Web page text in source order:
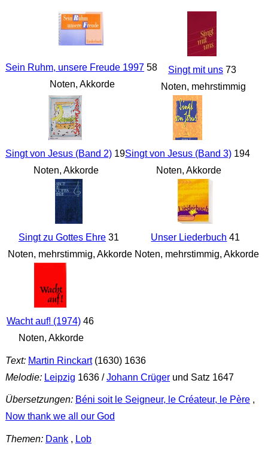
Sein Ruhm, unsere Freude 199758
Noten, Akkorde
Singt mit uns73
Noten, mehrstimmig
Singt von Jesus (Band 2)19
Noten, Akkorde
Singt von Jesus (Band 3)194
Noten, Akkorde
Singt zu Gottes Ehre31
Noten, mehrstimmig, Akkorde
Unser Liederbuch 41
Noten, mehrstimmig, Akkorde
Wacht auf! (1974)46
Noten, Akkorde
Text: Martin Rinckart(1630) 1636
Melodie: Leipzig 1636 /Johann Crügerund Satz 1647
Übersetzungen: Béni soit le Seigneur, le Créateur, le Père,
Now thank we all our God
Themen: Dank, Lob